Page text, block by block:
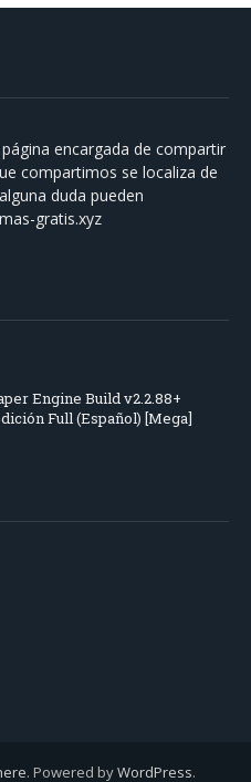
encargada de compartir
compartimos se localiza de
duda pueden
gratis.xyz
Engine Build v2.2.88+
Full (Español) [Mega]
. Powered byWordPress.